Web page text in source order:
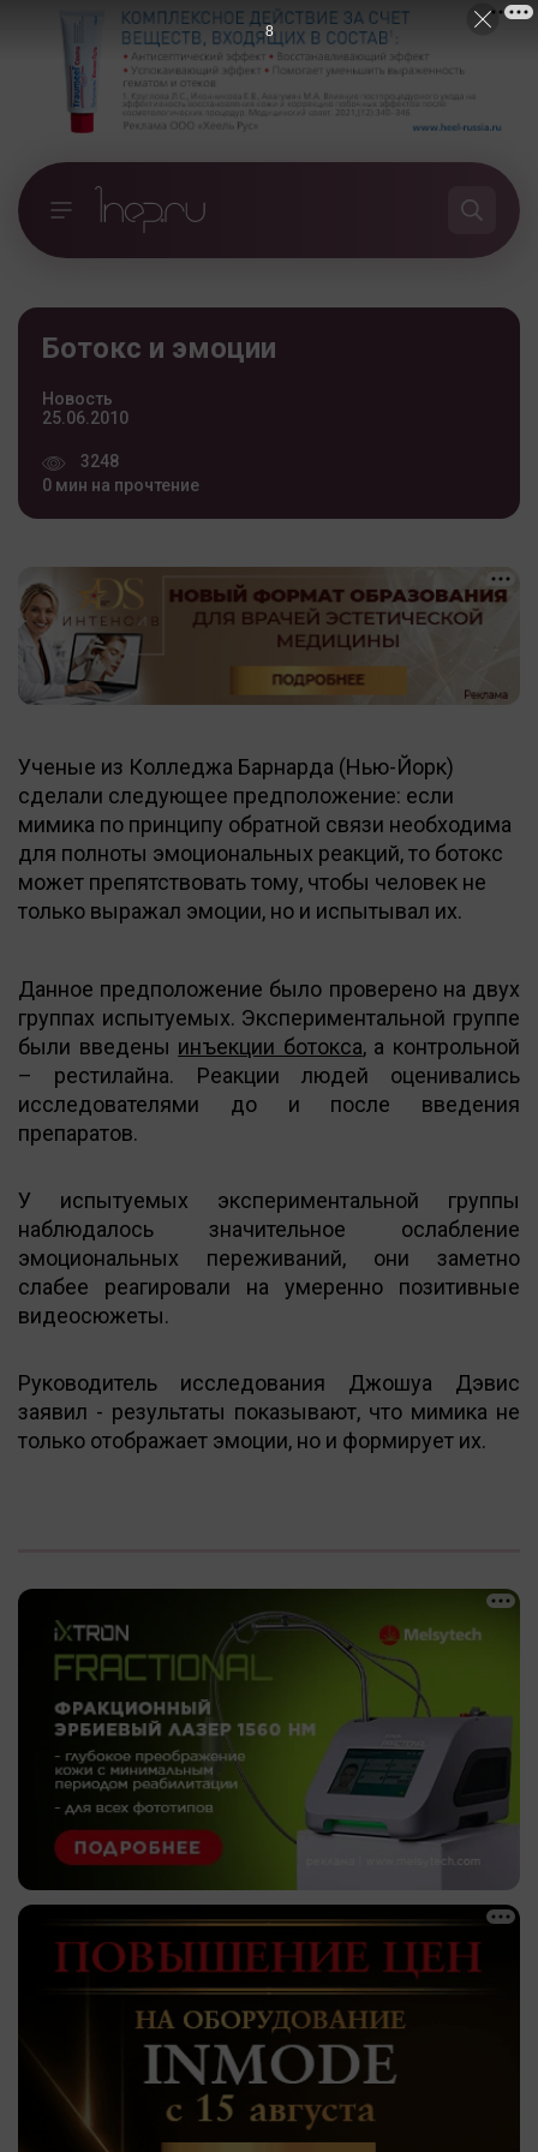
Ботокс и эмоции
Новость
25.06.2010
3248
0 мин на прочтение
Ученые из Колледжа Барнарда (Нью-Йорк)
сделали следующее предположение: если
мимика по принципу обратной связи необходима
для полноты эмоциональных реакций, то ботокс
может препятствовать тому, чтобы человек не
только выражал эмоции, но и испытывал их.
Данное предположение было проверено на двух
группах испытуемых. Экспериментальной группе
были введены инъекции ботокса, а контрольной
– рестилайна. Реакции людей оценивались
исследователями до и после введения
препаратов.
У испытуемых экспериментальной группы
наблюдалось значительное ослабление
эмоциональных переживаний, они заметно
слабее реагировали на умеренно позитивные
видеосюжеты.
Руководитель исследования Джошуа Дэвис
заявил - результаты показывают, что мимика не
только отображает эмоции, но и формирует их.
7